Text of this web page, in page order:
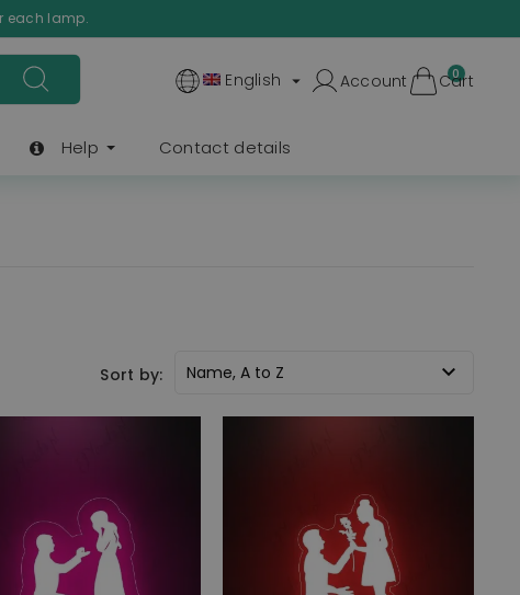
each lamp.
English  Account 0
Cart
Help Contact details
Sort by: Name, A to Z 